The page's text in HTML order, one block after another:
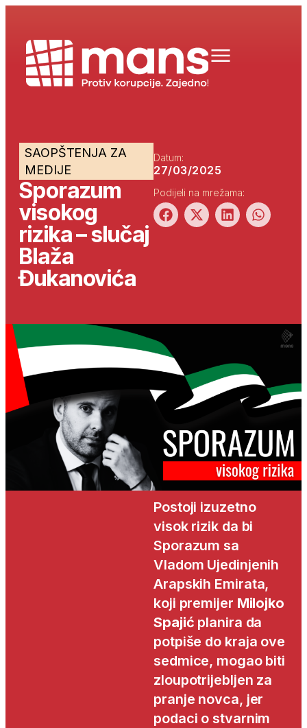
SAOPŠTENJA ZA
MEDIJE
Sporazum
visokog
rizika – slučaj
Blaža
Đukanovića
Datum:
27/03/2025
Podijeli na mrežama:
Postoji izuzetno
visok rizik da bi
Sporazum sa
Vladom Ujedinjenih
Arapskih Emirata,
koji premijer Milojko
Spajić planira da
potpiše do kraja ove
sedmice, mogao biti
zloupotrijebljen za
pranje novca, jer
podaci o stvarnim